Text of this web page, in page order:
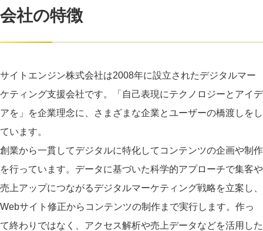
会社の特徴
サイトエンジン株式会社は2008年に設立されたデジタルマー
ケティング支援会社です。「自己表現にテクノロジーとアイデ
アを」を企業理念に、さまざまな企業とユーザーの橋渡しをし
ています。
創業から一貫してデジタルに特化してコンテンツの企画や制作
を行っています。データに基づいた科学的アプローチで集客や
売上アップにつながるデジタルマーケティング戦略を立案し、
Webサイト修正からコンテンツの制作まで実行します。作っ
て終わりではなく、アクセス解析や売上データなどを活用した